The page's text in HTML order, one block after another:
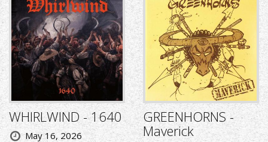
WHIRLWIND - 1640
May 16, 2026
GREENHORNS -
Maverick